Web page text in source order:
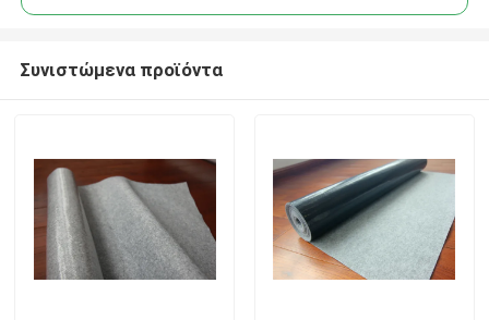
Συνιστώμενα προϊόντα